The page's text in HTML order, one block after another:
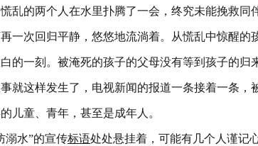
乱的两个人在水里扑腾了一会，终究未能挽救同
一次回归平静，悠悠地流淌着。从慌乱中惊醒
的一刻。被淹死的孩子的父母没有等到孩子的归
就这样发生了，电视新闻的报道一条接着一条，
儿童、青年，甚至是成年人。
溺水”的宣传标语处处悬挂着，可能有几个人谨记